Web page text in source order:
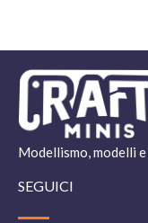
Modellismo, modelli
SEGUICI